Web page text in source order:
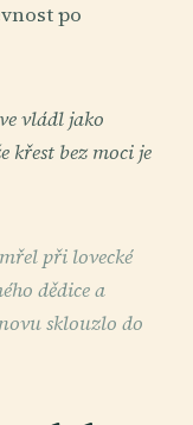
po
vládl jako
křest bez moci je
při lovecké
dědice a
sklouzlo do